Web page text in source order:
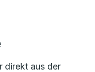
direkt aus der